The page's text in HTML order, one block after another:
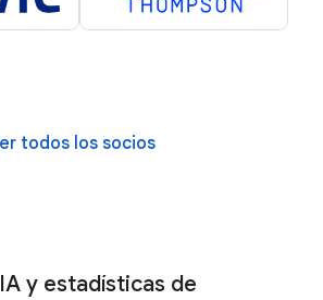
todos los socios
y estadísticas de